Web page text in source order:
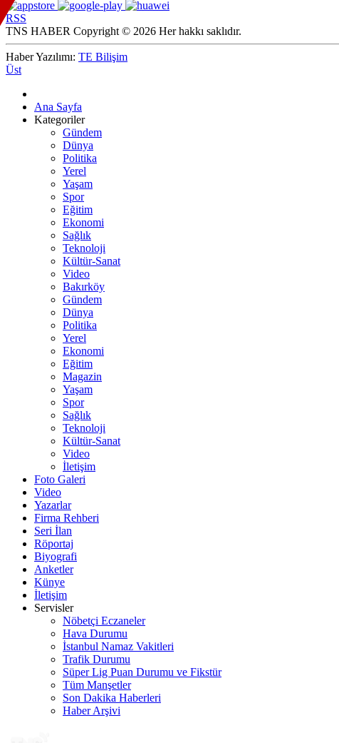
RSS
TNS HABER Copyright © 2026 Her hakkı saklıdır.
Haber Yazılımı: TE Bilişim
Üst
Ana Sayfa
Kategoriler
Gündem
Dünya
Politika
Yerel
Yaşam
Spor
Eğitim
Ekonomi
Sağlık
Teknoloji
Kültür-Sanat
Video
Bakırköy
Gündem
Dünya
Politika
Yerel
Ekonomi
Eğitim
Magazin
Yaşam
Spor
Sağlık
Teknoloji
Kültür-Sanat
Video
İletişim
Foto Galeri
Video
Yazarlar
Firma Rehberi
Seri İlan
Röportaj
Biyografi
Anketler
Künye
İletişim
Servisler
Nöbetçi Eczaneler
Hava Durumu
İstanbul Namaz Vakitleri
Trafik Durumu
Süper Lig Puan Durumu ve Fikstür
Tüm Manşetler
Son Dakika Haberleri
Haber Arşivi